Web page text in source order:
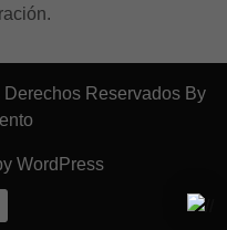
Reservados By
WordPress